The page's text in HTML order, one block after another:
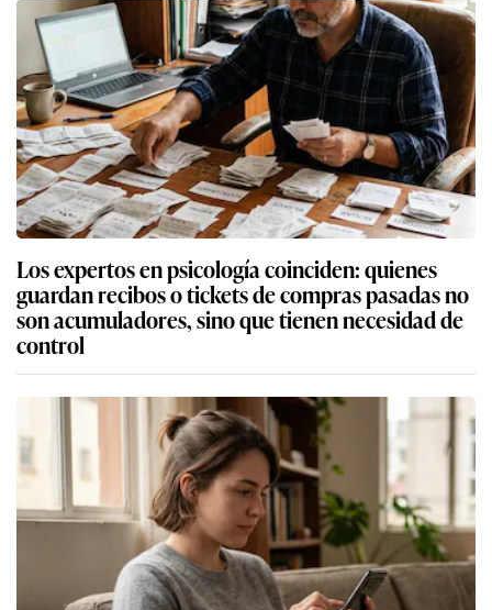
Los expertos en psicología coinciden: quienes
guardan recibos o tickets de compras pasadas no
son acumuladores, sino que tienen necesidad de
control